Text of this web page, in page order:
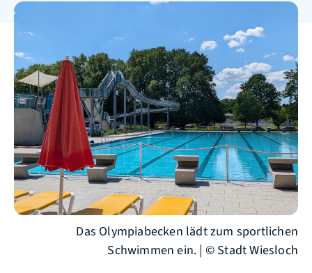
Das Olympiabecken lädt zum sportlichen
Schwimmen ein. | © Stadt Wiesloch